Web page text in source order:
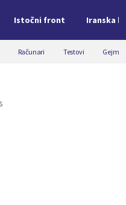
Istočni front Iranska
Računari Testovi